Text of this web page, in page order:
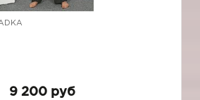
9 200 руб